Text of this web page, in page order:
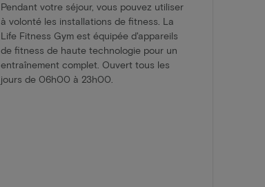
Pendant votre séjour, vous pouvez utiliser
à volonté les installations de fitness. La
Life Fitness Gym est équipée d'appareils
de fitness de haute technologie pour un
entraînement complet. Ouvert tous les
jours de 06h00 à 23h00.